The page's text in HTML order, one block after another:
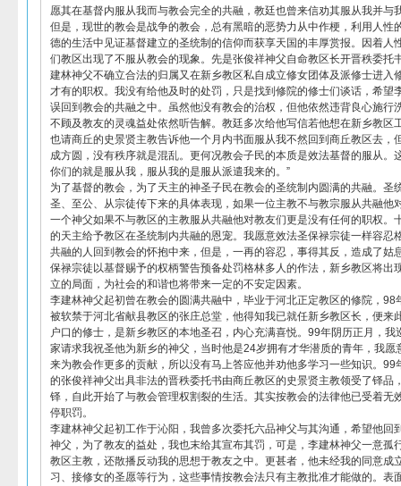
愿其在基督内服从我而与教会完全的共融，教廷也曾来信劝其服从我并与
但是，现世的教会是战争的教会，总有黑暗的恶势力从中作梗，利用人性
德的生活中见证基督建立的圣统制的信仰而获享天国的丰厚赏报。因着人
们教区出现了不服从教会的现象。先是张俊祥神父自命教区长开晋秩委托
建林神父不确立合法的归属又在新乡教区私自成立修女团体及派修士进入
才有的职权。我没有给他及时的处罚，只是找到修院的修士们谈话，希望
误回到教会的共融之中。虽然他没有教会的治权，但他依然违背良心施行
不顾及教友的灵魂益处依然听告解。教廷多次给他写信若他想在新乡教区
也请商丘的史景贤主教告诉他一个月内书面服从我不然回到商丘教区去，
成方圆，没有秩序就是混乱。更何况教会子民的本质是效法基督的服从。
你们的就是服从我，服从我的是服从派遣我来的。”
为了基督的教会，为了天主的神圣子民在教会的圣统制内圆满的共融。圣
圣、至公、从宗徒传下来的具体表现，如果一位主教不与教宗服从共融他
一个神父如果不与教区的主教服从共融他对教友们更是没有任何的职权。
的天主给予教区在圣统制内共融的恩宠。我愿意效法圣保禄宗徒一样容忍
共融的人回到教会的怀抱中来，但是，一再的容忍，事得其反，造成了姑
保禄宗徒以基督赐予的权柄警告预备处罚格林多人的作法，新乡教区将出
立的局面，为社会的和谐也将带来一定的不安定因素。
李建林神父起初曾在教会的圆满共融中，毕业于河北正定教区的修院，98
被软禁于河北省献县教区的张庄总堂，他得知我已就任新乡教区长，便来
户口的修士，是新乡教区的本地圣召，内心充满喜悦。99年阴历正月，
家请求我祝圣他为新乡的神父，当时他是24岁拥有才华潜质的青年，我愿
来为教会作更多的贡献，所以没有马上答应他并劝他多学习一些知识。99
的张俊祥神父出具非法的晋秩委托书由商丘教区的史景贤主教领受了铎品
铎，自此开始了与教会管理权割裂的生活。其实按教会的法律他已受着无
停职罚。
李建林神父起初工作于沁阳，我曾多次委托六品神父与其沟通，希望他回
神父，为了教友的益处，我也末给其宣布其罚，可是，李建林神父一意孤
教区主教，还散播反动我的思想于教友之中。更甚者，他未经我的同意成
习、接修女的圣愿等行为，这些事情按教会法只有主教批准才能做的。表